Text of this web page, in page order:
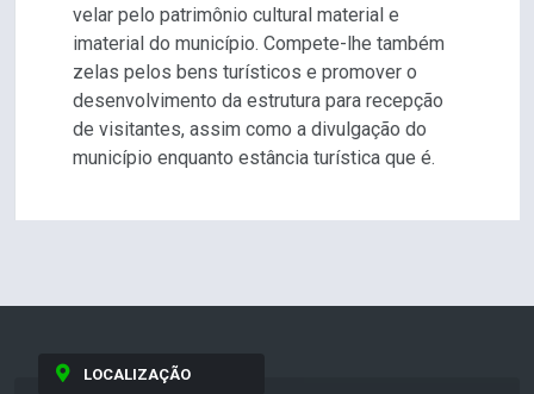
velar pelo patrimônio cultural material e
imaterial do município. Compete-lhe também
zelas pelos bens turísticos e promover o
desenvolvimento da estrutura para recepção
de visitantes, assim como a divulgação do
município enquanto estância turística que é.
LOCALIZAÇÃO